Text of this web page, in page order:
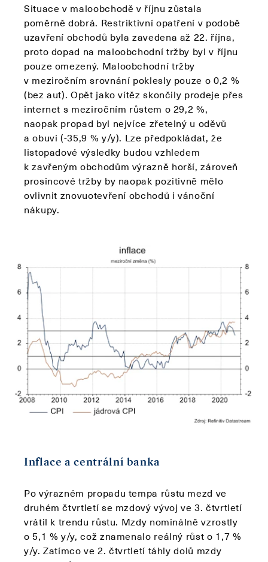
Situace v maloobchodě v říjnu zůstala
poměrně dobrá. Restriktivní opatření v podobě
uzavření obchodů byla zavedena až 22. října,
proto dopad na maloobchodní tržby byl v říjnu
pouze omezený. Maloobchodní tržby
v meziročním srovnání poklesly pouze o 0,2 %
(bez aut). Opět jako vítěz skončily prodeje přes
internet s meziročním růstem o 29,2 %,
naopak propad byl nejvíce zřetelný u oděvů
a obuvi (-35,9 % y/y). Lze předpokládat, že
listopadové výsledky budou vzhledem
k zavřeným obchodům výrazně horší, zároveň
prosincové tržby by naopak pozitivně mělo
ovlivnit znovuotevření obchodů i vánoční
nákupy.
Inflace a centrální banka
Po výrazném propadu tempa růstu mezd ve
druhém čtvrtletí se mzdový vývoj ve 3. čtvrtletí
vrátil k trendu růstu. Mzdy nominálně vzrostly
o 5,1 % y/y, což znamenalo reálný růst o 1,7 %
y/y. Zatímco ve 2. čtvrtletí táhly dolů mzdy